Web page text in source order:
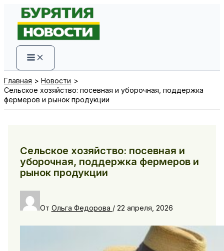
Перейти
содержимому
Главная
Новости
Сельское хозяйство: посевная и уборочная, поддержка
фермеров и рынок продукции
Сельское хозяйство: посевная и
уборочная, поддержка фермеров и
рынок продукции
От Ольга Федорова / 22 апреля, 2026